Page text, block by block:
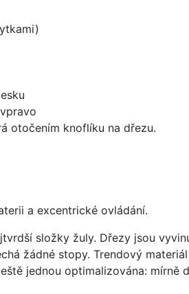
otočením knoflíku na dřezu.
a excentrické ovládání.
složky žuly. Dřezy jsou
žádné stopy. Trendový
jednou optimalizována: